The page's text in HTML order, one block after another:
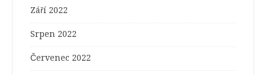
Září 2022
Srpen 2022
Červenec 2022